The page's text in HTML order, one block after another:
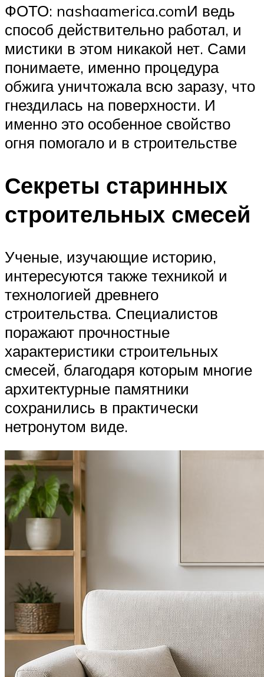
ФОТО: nashaamerica.comИ ведь
способ действительно работал, и
мистики в этом никакой нет. Сами
понимаете, именно процедура
обжига уничтожала всю заразу, что
гнездилась на поверхности. И
именно это особенное свойство
огня помогало и в строительстве
Секреты старинных
строительных смесей
Ученые, изучающие историю,
интересуются также техникой и
технологией древнего
строительства. Специалистов
поражают прочностные
характеристики строительных
смесей, благодаря которым многие
архитектурные памятники
сохранились в практически
нетронутом виде.